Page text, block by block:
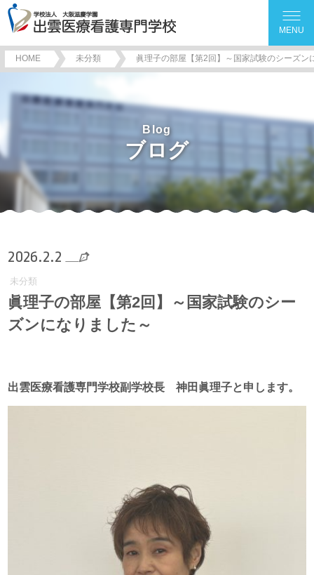
MENU
HOME 未分類 眞理子の部屋【第2回】～国家試験のシーズン
Blog
ブログ
2026.2.2
未分類
眞理子の部屋【第2回】～国家試験のシー
ズンになりました～
出雲医療看護専門学校副学校長 神田眞理子と申します。